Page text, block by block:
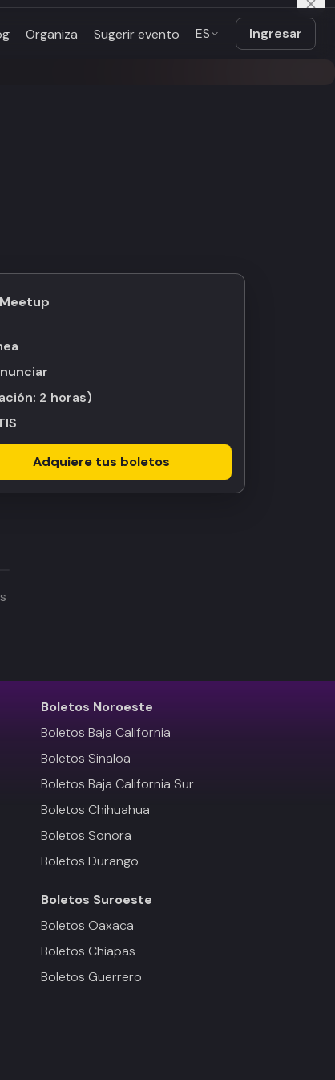
Organiza Sugerir evento ES Ingresar
Meetup
2 horas)
Adquiere tus boletos
Boletos Noroeste
Boletos Baja California
Boletos Sinaloa
Boletos Baja California Sur
Boletos Chihuahua
Boletos Sonora
Boletos Durango
Boletos Suroeste
Boletos Oaxaca
Boletos Chiapas
Boletos Guerrero